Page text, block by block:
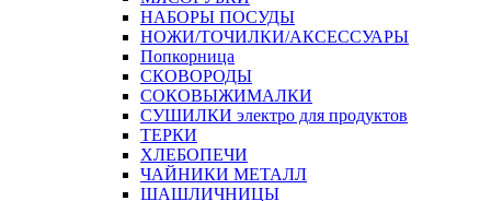
НАБОРЫ ПОСУДЫ
НОЖИ/ТОЧИЛКИ/АКСЕССУАРЫ
Попкорница
СКОВОРОДЫ
СОКОВЫЖИМАЛКИ
СУШИЛКИ электро для продуктов
ТЕРКИ
ХЛЕБОПЕЧИ
ЧАЙНИКИ МЕТАЛЛ
ШАШЛИЧНИЦЫ